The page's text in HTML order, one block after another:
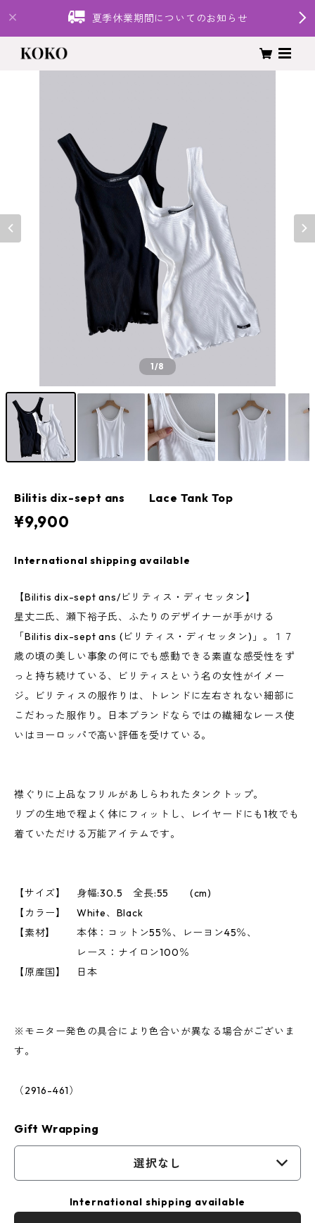
夏季休業期間についてのお知らせ
1/8
Bilitis dix-sept ans Lace Tank Top
¥9,900
International shipping available
【Bilitis dix-sept ans/ビリティス・ディセッタン】
星丈二氏、瀬下裕子氏、ふたりのデザイナーが手がける
「Bilitis dix-sept ans (ビリティス・ディセッタン)」。１７
歳の頃の美しい事象の何にでも感動できる素直な感受性をず
っと持ち続けている、ビリティスという名の女性がイメー
ジ。ビリティスの服作りは、トレンドに左右されない細部に
こだわった服作り。日本ブランドならではの繊細なレース使
いはヨーロッパで高い評価を受けている。
襟ぐりに上品なフリルがあしらわれたタンクトップ。
リブの生地で程よく体にフィットし、レイヤードにも1枚でも
着ていただける万能アイテムです。
【サイズ】 身幅:30.5 全長:55 (cm)
【カラー】 White、Black
【素材】 本体：コットン55％、レーヨン45％、
レース：ナイロン100％
【原産国】 日本
※モニター発色の具合により色合いが異なる場合がございま
す。
（2916-461）
Gift Wrapping
選択なし
International shipping available